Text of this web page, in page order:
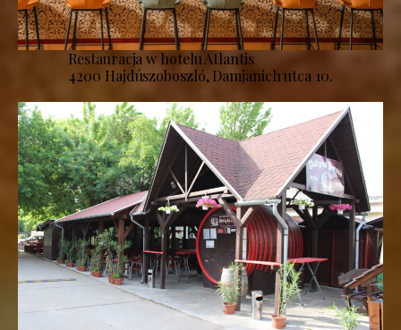
Restauracja w hotelu Atlantis
4200 Hajdúszoboszló, Damjanich utca 10.